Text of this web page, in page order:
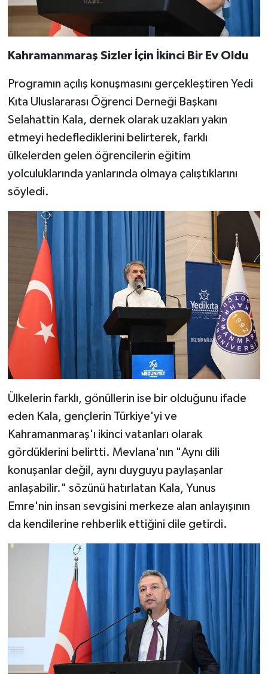
Kahramanmaraş Sizler İçin İkinci Bir Ev Oldu
Programın açılış konuşmasını gerçekleştiren Yedi
Kıta Uluslararası Öğrenci Derneği Başkanı
Selahattin Kala, dernek olarak uzakları yakın
etmeyi hedeflediklerini belirterek, farklı
ülkelerden gelen öğrencilerin eğitim
yolculuklarında yanlarında olmaya çalıştıklarını
söyledi.
Ülkelerin farklı, gönüllerin ise bir olduğunu ifade
eden Kala, gençlerin Türkiye'yi ve
Kahramanmaraş'ı ikinci vatanları olarak
gördüklerini belirtti. Mevlana'nın "Aynı dili
konuşanlar değil, aynı duyguyu paylaşanlar
anlaşabilir." sözünü hatırlatan Kala, Yunus
Emre'nin insan sevgisini merkeze alan anlayışının
da kendilerine rehberlik ettiğini dile getirdi.